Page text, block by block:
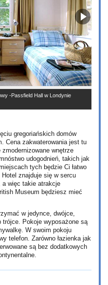
-Passfield Hall w Londynie
gregoriańskich domów
Cena zakwaterowania jest tu
zmodernizowane wnętrze
udogodnień, takich jak
tych będzie Ci łatwo
znajduje się w sercu
a więc takie atrakcje
Museum będziesz mieć
w jedynce, dwójce,
trójce. Pokoje wyposażone są
W swoim pokoju
telefon. Zarówno łazienka jak
są bez dodatkowych